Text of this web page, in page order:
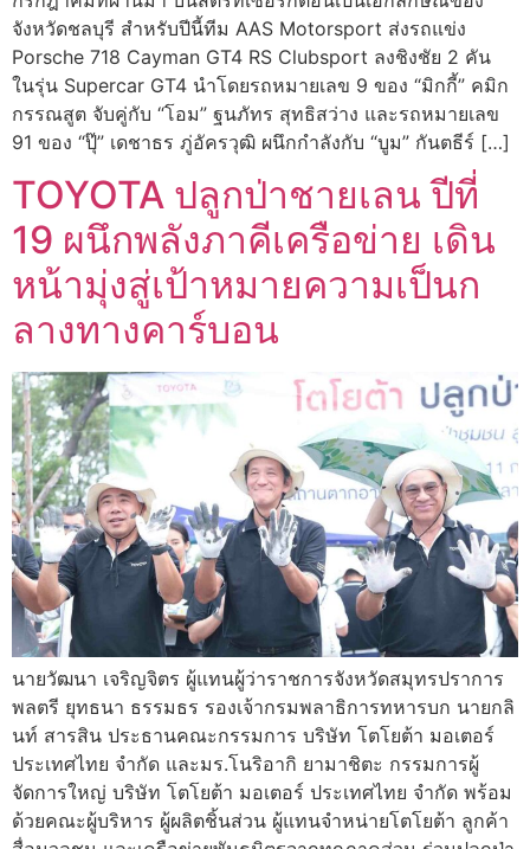
จังหวัดชลบุรี สำหรับปีนี้ทีม AAS Motorsport ส่งรถแข่ง
Porsche 718 Cayman GT4 RS Clubsport ลงชิงชัย 2 คัน
ในรุ่น Supercar GT4 นำโดยรถหมายเลข 9 ของ “มิกกี้” คมิก
กรรณสูต จับคู่กับ “โอม” ฐนภัทร สุทธิสว่าง และรถหมายเลข
91 ของ “ปุ๊” เดชาธร ภู่อัครวุฒิ ผนึกกำลังกับ “บูม” กันตธีร์ […]
TOYOTA ปลูกป่าชายเลน ปีที่
19 ผนึกพลังภาคีเครือข่าย เดิน
หน้ามุ่งสู่เป้าหมายความเป็นก
ลางทางคาร์บอน
นายวัฒนา เจริญจิตร ผู้แทนผู้ว่าราชการจังหวัดสมุทรปราการ
พลตรี ยุทธนา ธรรมธร รองเจ้ากรมพลาธิการทหารบก นายกลิ
นท์ สารสิน ประธานคณะกรรมการ บริษัท โตโยต้า มอเตอร์
ประเทศไทย จำกัด และมร.โนริอากิ ยามาชิตะ กรรมการผู้
จัดการใหญ่ บริษัท โตโยต้า มอเตอร์ ประเทศไทย จำกัด พร้อม
ด้วยคณะผู้บริหาร ผู้ผลิตชิ้นส่วน ผู้แทนจำหน่ายโตโยต้า ลูกค้า